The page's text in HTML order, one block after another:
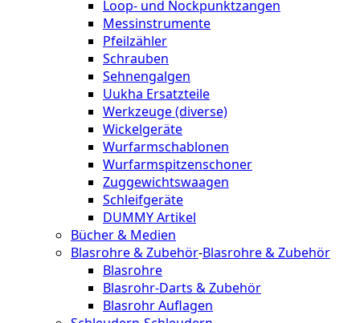
Loop- und Nockpunktzangen
Messinstrumente
Pfeilzähler
Schrauben
Sehnengalgen
Uukha Ersatzteile
Werkzeuge (diverse)
Wickelgeräte
Wurfarmschablonen
Wurfarmspitzenschoner
Zuggewichtswaagen
Schleifgeräte
DUMMY Artikel
Bücher & Medien
Blasrohre & Zubehör-Blasrohre & Zubehör
Blasrohre
Blasrohr-Darts & Zubehör
Blasrohr Auflagen